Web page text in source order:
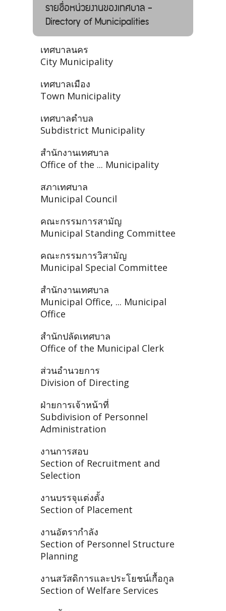
รายชื่อหน่วยงานของเทศบาล -
Directory of Municipalities
เทศบาลนคร
City Municipality
เทศบาลเมือง
Town Municipality
เทศบาลตำบล
Subdistrict Municipality
สำนักงานเทศบาล
Office of the ... Municipality
สภาเทศบาล
Municipal Council
คณะกรรมการสามัญ
Municipal Standing Committee
คณะกรรมการวิสามัญ
Municipal Special Committee
สำนักงานเทศบาล
Municipal Office, ... Municipal
Office
สำนักปลัดเทศบาล
Office of the Municipal Clerk
ส่วนอำนวยการ
Division of Directing
ฝ่ายการเจ้าหน้าที่
Subdivision of Personnel
Administration
งานการสอบ
Section of Recruitment and
Selection
งานบรรจุแต่งตั้ง
Section of Placement
งานอัตรากำลัง
Section of Personnel Structure
Planning
งานสวัสดิการและประโยชน์เกื้อกูล
Section of Welfare Services